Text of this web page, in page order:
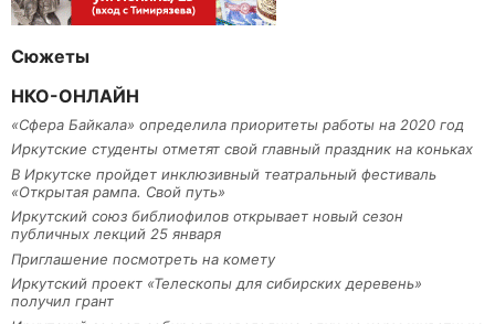
Сюжеты
НКО-ОНЛАЙН
«Сфера Байкала» определила приоритеты работы на 2020 год
Иркутские студенты отметят свой главный праздник на коньках
В Иркутске пройдет инклюзивный театральный фестиваль
«Открытая рампа. Свой путь»
Иркутский союз библиофилов открывает новый сезон
публичных лекций 25 января
Приглашение посмотреть на комету
Иркутский проект «Телескопы для сибирских деревень»
получил грант